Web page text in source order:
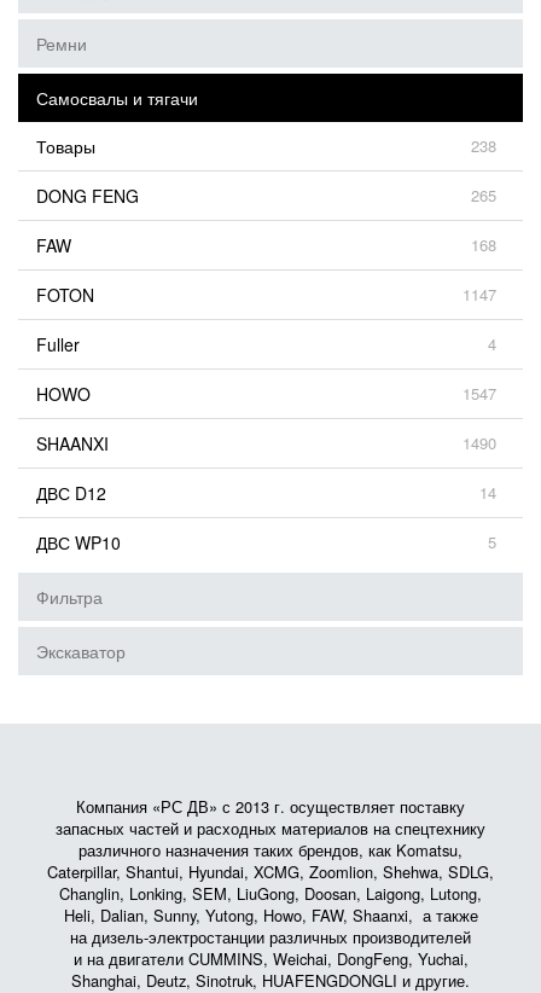
Ремни
Самосвалы и тягачи
Товары
238
DONG FENG 265
FAW 168
FOTON 1147
Fuller 4
HOWO 1547
SHAANXI 1490
ДВС D12 14
ДВС WP10 5
Фильтра
Экскаватор
Компания «РС ДВ» с 2013 г. осуществляет поставку
запасных частей и расходных материалов на спецтехнику
различного назначения таких брендов, как Komatsu,
Caterpillar, Shantui, Hyundai, XCMG, Zoomlion, Shehwa, SDLG,
Changlin, Lonking, SEM, LiuGong, Doosan, Laigong, Lutong,
Heli, Dalian, Sunny, Yutong, Howo, FAW, Shaanxi, а также
на дизель-электростанции различных производителей
и на двигатели CUMMINS, Weichai, DongFeng, Yuchai,
Shanghai, Deutz, Sinotruk, HUAFENGDONGLI и другие.